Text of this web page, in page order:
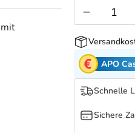
APO
Schnelle
Sichere